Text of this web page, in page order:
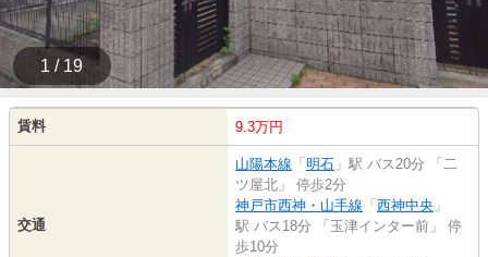
1 / 19
賃料 9.3万円
交通
山陽本線 「 明石 」駅 バス20分 「二
ツ屋北」 停歩2分
神戸市西神・山手線 「 西神中央 」
駅 バス18分 「玉津インター前」 停
歩10分